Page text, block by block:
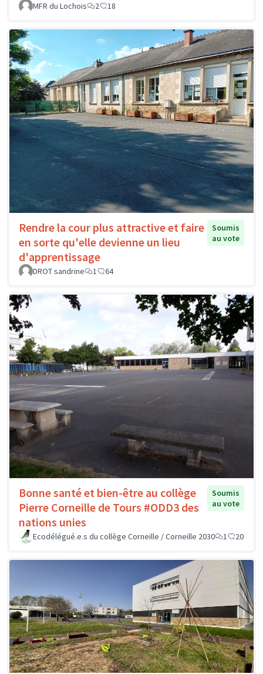
MFR du Lochois
2 18
Rendre la cour plus attractive et faire
en sorte qu'elle devienne un lieu
d'apprentissage
Soumis
au vote
DROT sandrine 1 64
Bonne santé et bien-être au collège
Pierre Corneille de Tours #ODD3 des
nations unies
Soumis
au vote
Ecodélégué.e.s du collège Corneille / Corneille 2030 1 20